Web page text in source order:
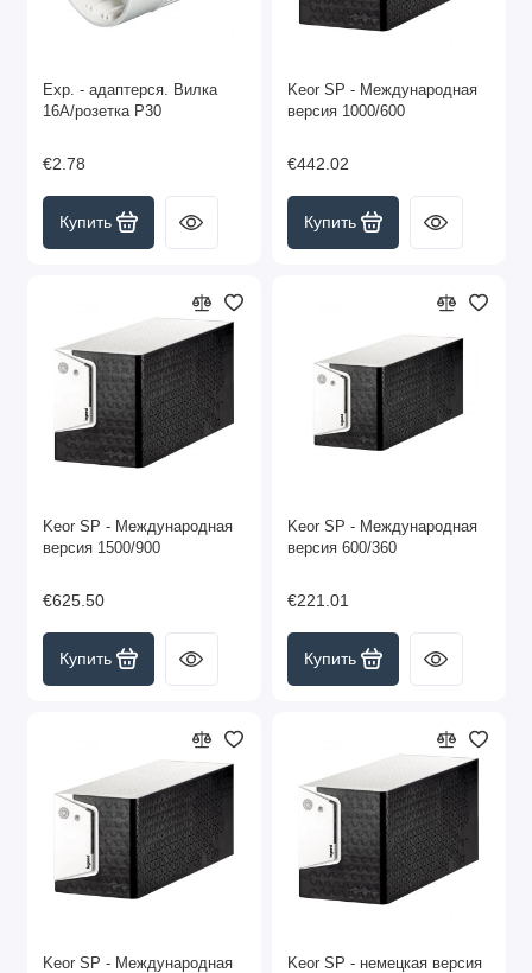
Exp. - адаптерся. Вилка
16А/розетка P30
€2.78
Купить
Keor SP - Международная
версия 1000/600
€442.02
Купить
Keor SP - Международная
версия 1500/900
€625.50
Купить
Keor SP - Международная
версия 600/360
€221.01
Купить
Keor SP - Международная
Keor SP - немецкая версия